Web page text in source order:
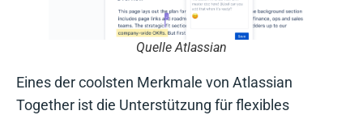
Quelle Atlassian
Eines der coolsten Merkmale von Atlassian
Together ist die Unterstützung für flexibles